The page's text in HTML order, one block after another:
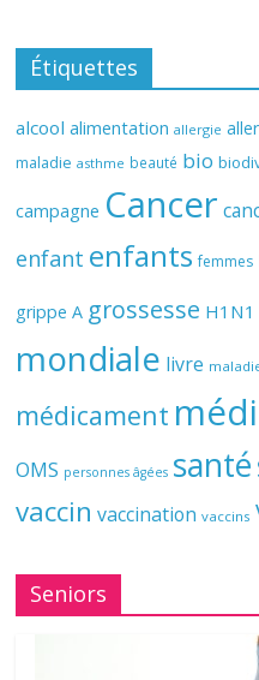
Étiquettes
alcool alimentation allergie
maladie asthme beauté bio
campagne Cancer
enfant enfants femmes
grippe A grossesse H1N1
mondiale livre
médicament
OMS personnes âgées santé
vaccin vaccination vaccins
Seniors